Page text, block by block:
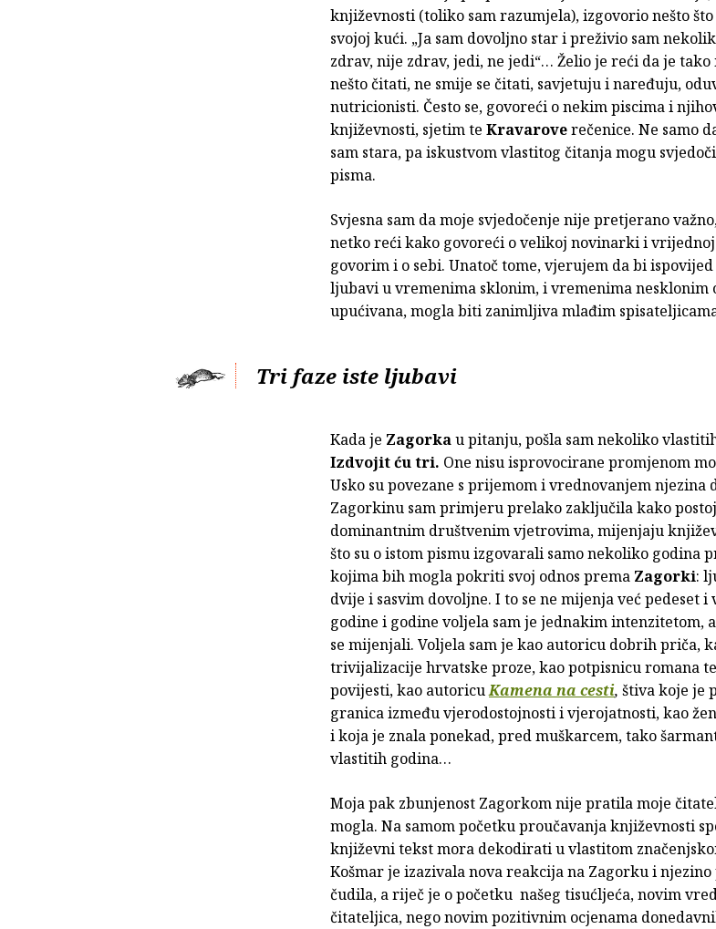
književnosti (toliko sam razumjela), izgovorio nešto
svojoj kući. „Ja sam dovoljno star i preživio sam
zdrav, nije zdrav, jedi, ne jedi“… Želio je reći da je
nešto čitati, ne smije se čitati, savjetuju i naređuju,
nutricionisti. Često se, govoreći o nekim piscima i
književnosti, sjetim te Kravaroverečenice. Ne samo
sam stara, pa iskustvom vlastitog čitanja mogu
pisma.
Svjesna sam da moje svjedočenje nije pretjerano
netko reći kako govoreći o velikoj novinarki i
govorim i o sebi. Unatoč tome, vjerujem da bi
ljubavi u vremenima sklonim, i vremenima nesklonim
upućivana, mogla biti zanimljiva mlađim
Tri faze iste ljubavi
Kada je Zagorkau pitanju, pošla sam nekoliko
Izdvojit ću tri. One nisu isprovocirane promjenom
Usko su povezane s prijemom i vrednovanjem njezina
Zagorkinu sam primjeru prelako zaključila kako
dominantnim društvenim vjetrovima, mijenjaju
što su o istom pismu izgovarali samo nekoliko godina
kojima bih mogla pokriti svoj odnos prema Zagorki:
dvije i sasvim dovoljne. I to se ne mijenja već pedeset i
godine i godine voljela sam je jednakim intenzitetom,
se mijenjali. Voljela sam je kao autoricu dobrih priča,
trivijalizacije hrvatske proze, kao potpisnicu romana
povijesti, kao autoricuKamena na cesti, štiva koje je
granica između vjerodostojnosti i vjerojatnosti, kao
i koja je znala ponekad, pred muškarcem, tako
vlastitih godina…
Moja pak zbunjenost Zagorkom nije pratila moje
mogla. Na samom početku proučavanja književnosti
književni tekst mora dekodirati u vlastitom
Košmar je izazivala nova reakcija na Zagorku i njezino
čudila, a riječ je o početku našeg tisućljeća, novim
čitateljica, nego novim pozitivnim ocjenama